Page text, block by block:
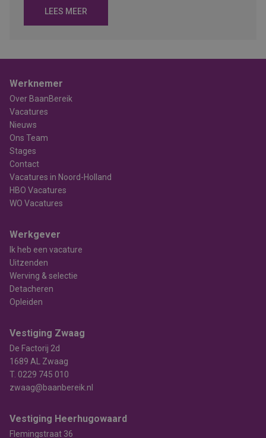
LEES MEER
Werknemer
Over BaanBereik
Vacatures
Nieuws
Ons Team
Stages
Contact
Vacatures in Noord-Holland
HBO Vacatures
WO Vacatures
Werkgever
Ik heb een vacature
Uitzenden
Werving & selectie
Detacheren
Opleiden
Vestiging Zwaag
De Factorij 2d
1689 AL Zwaag
T. 0229 745 010
zwaag@baanbereik.nl
Vestiging Heerhugowaard
Flemingstraat 36